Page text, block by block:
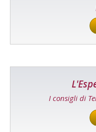
I consigli di